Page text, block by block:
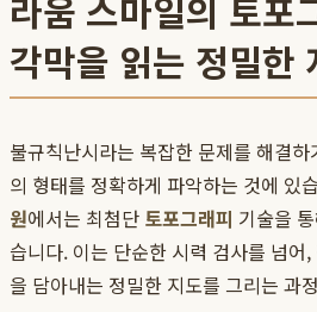
라움 스마일의 토포
각막을 읽는 정밀한
불규칙난시라는 복잡한 문제를 해결
의 형태를 정확하게 파악하는 것에 있
원에서는 최첨단 토포그래피 기술을
습니다. 이는 단순한 시력 검사를 넘어
을 담아내는 정밀한 지도를 그리는 과